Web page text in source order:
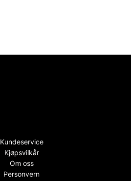
Kundeservice
Kjøpsvilkår
Om oss
Personvern